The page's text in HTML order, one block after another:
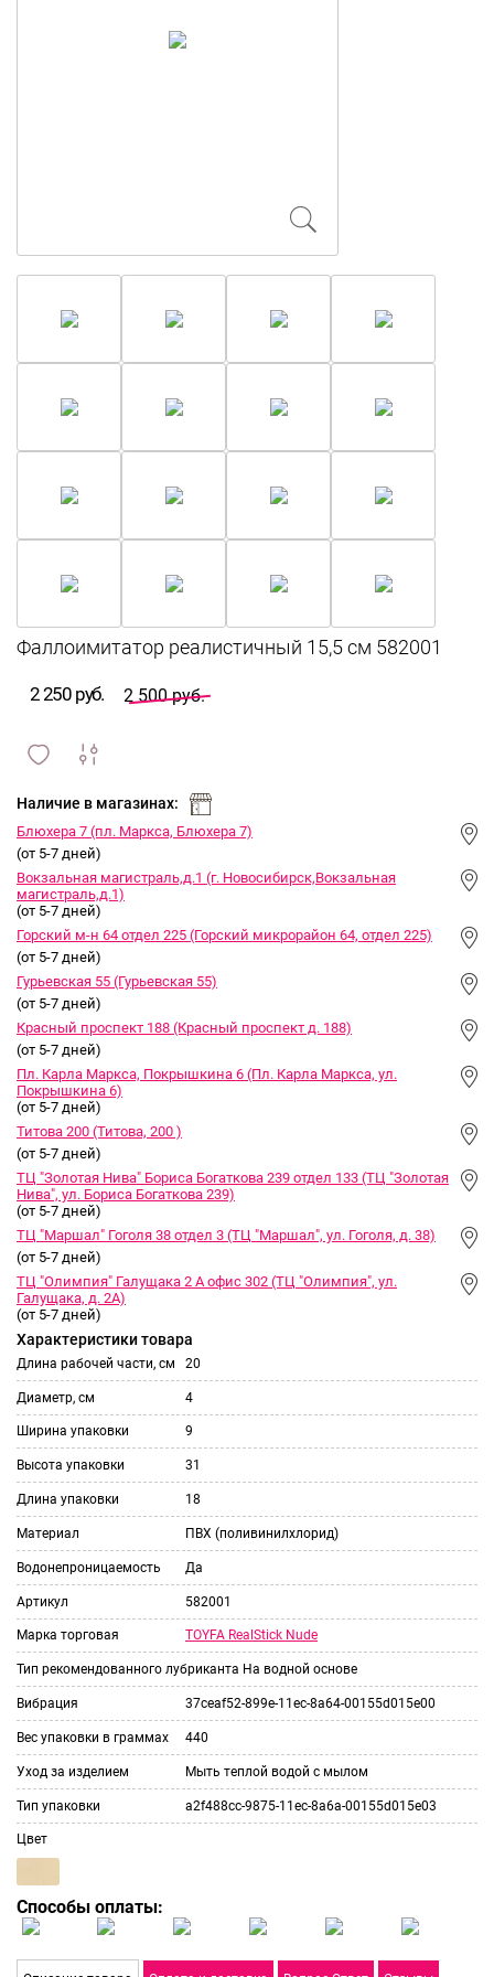
2 250 руб. 2 500 руб.
и
Наличие в магазинах:
Блюхера 7 (пл. Маркса, Блюхера 7)
(от 5-7 дней)
Вокзальная магистраль,д.1 (г. Новосибирск,Вокзальная
магистраль,д.1)
(от 5-7 дней)
Горский м-н 64 отдел 225 (Горский микрорайон 64, отдел 225)
(от 5-7 дней)
Гурьевская 55 (Гурьевская 55)
(от 5-7 дней)
Красный проспект 188 (Красный проспект д. 188)
(от 5-7 дней)
Пл. Карла Маркса, Покрышкина 6 (Пл. Карла Маркса, ул.
Покрышкина 6)
(от 5-7 дней)
Титова 200 (Титова, 200 )
(от 5-7 дней)
ТЦ "Золотая Нива" Бориса Богаткова 239 отдел 133 (ТЦ "Золотая
Нива", ул. Бориса Богаткова 239)
(от 5-7 дней)
ТЦ "Маршал" Гоголя 38 отдел 3 (ТЦ "Маршал", ул. Гоголя, д. 38)
(от 5-7 дней)
ТЦ "Олимпия" Галущака 2 А офис 302 (ТЦ "Олимпия", ул.
Галущака, д. 2А)
(от 5-7 дней)
Характеристики товара
Длина рабочей части, см 20
Диаметр, см 4
Ширина упаковки 9
Высота упаковки 31
Длина упаковки 18
Материал ПВХ (поливинилхлорид)
Водонепроницаемость Да
Артикул 582001
Марка торговая TOYFA RealStick Nude
Тип рекомендованного лубриканта На водной основе
Вибрация 37ceaf52-899e-11ec-8a64-00155d015e00
Вес упаковки в граммах 440
Уход за изделием Мыть теплой водой с мылом
Тип упаковки a2f488cc-9875-11ec-8a6a-00155d015e03
Цвет
Способы оплаты: